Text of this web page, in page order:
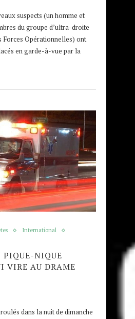
suspects (un homme et
du groupe d’ultra-droite
Forces Opérationnelles) ont
en garde-à-vue par la
International
PIQUE-NIQUE
VIRE AU DRAME
dans la nuit de dimanche